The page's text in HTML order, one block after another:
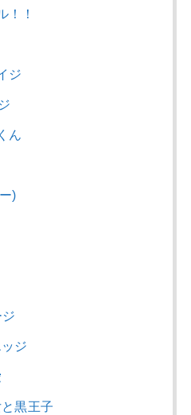
！！
ジ
ん
)
ジ
黒王子